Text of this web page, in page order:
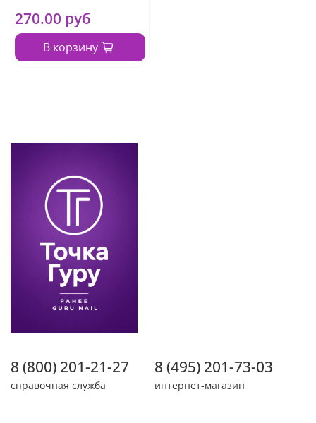
270.00 руб
В корзину
8 (800) 201-21-27
справочная служба
8 (495) 201-73-03
интернет-магазин